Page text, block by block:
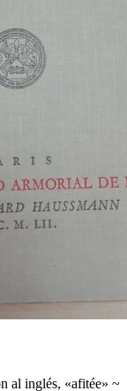
al inglés, «afitée» ~